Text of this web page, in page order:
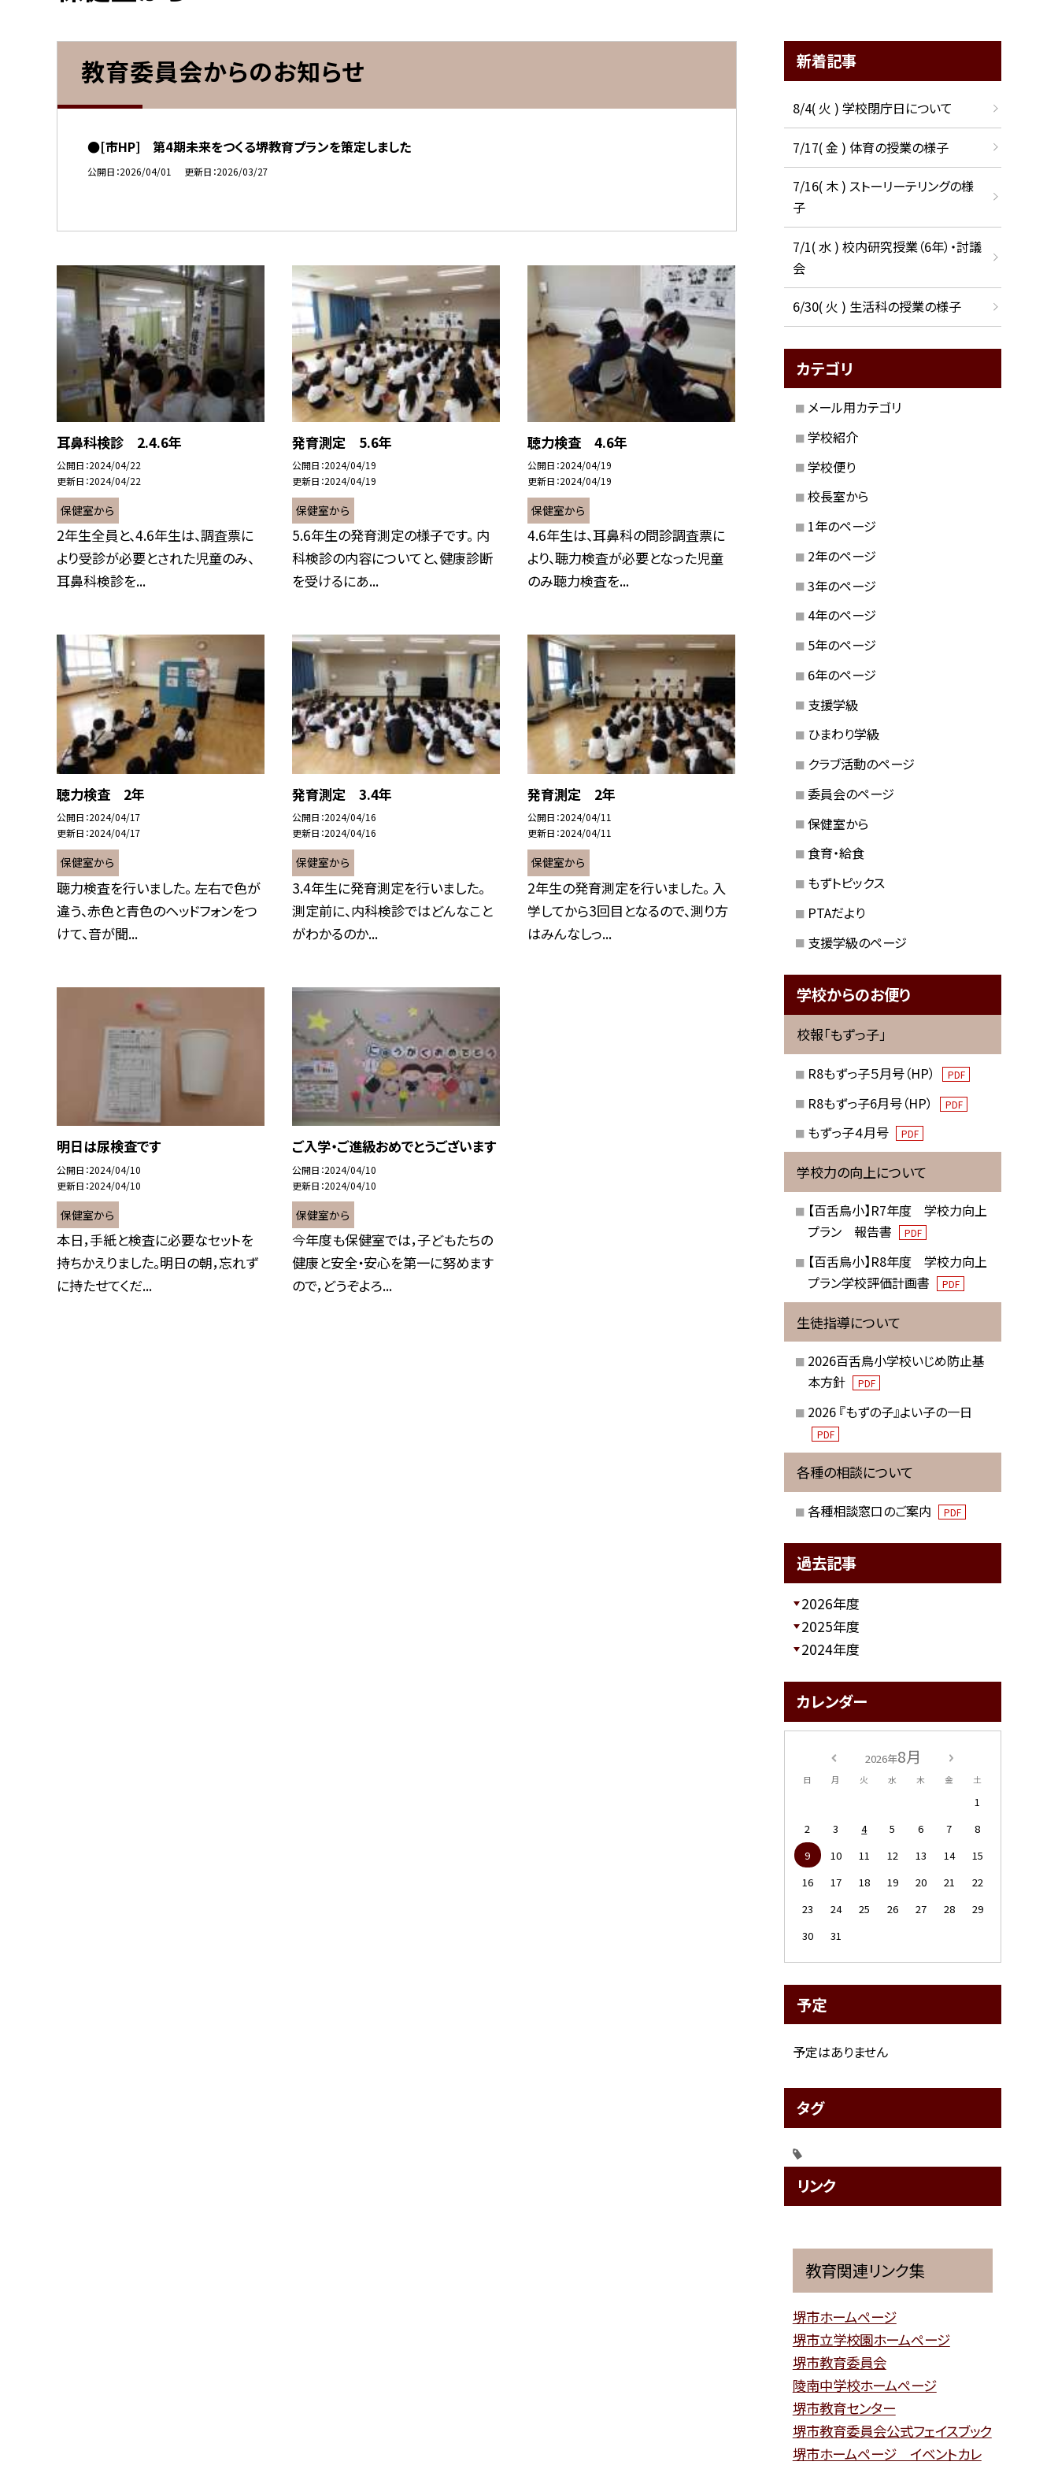
教育委員会からのお知らせ
●[市HP] 第4期未来をつくる堺教育プランを策定しました
公開日 2026/04/01 更新日 2026/03/27
耳鼻科検診 2.4.6年
公開日 2024/04/22
更新日 2024/04/22
保健室から
2年生全員と、4.6年生は、調査票に
より受診が必要とされた児童のみ、
耳鼻科検診を...
発育測定 5.6年
公開日 2024/04/19
更新日 2024/04/19
保健室から
5.6年生の発育測定の様子です。 内
科検診の内容についてと、健康診断
を受けるにあ...
聴力検査 4.6年
公開日 2024/04/19
更新日 2024/04/19
保健室から
4.6年生は、耳鼻科の問診調査票に
より、聴力検査が必要となった児童
のみ聴力検査を...
聴力検査 2年
公開日 2024/04/17
更新日 2024/04/17
保健室から
聴力検査を行いました。 左右で色が
違う、赤色と青色のヘッドフォンをつ
けて、音が聞...
発育測定 3.4年
公開日 2024/04/16
更新日 2024/04/16
保健室から
3.4年生に発育測定を行いました。
測定前に、内科検診ではどんなこと
がわかるのか...
発育測定 2年
公開日 2024/04/11
更新日 2024/04/11
保健室から
2年生の発育測定を行いました。 入
学してから3回目となるので、測り方
はみんなしっ...
明日は尿検査です
公開日 2024/04/10
更新日 2024/04/10
保健室から
本日，手紙と検査に必要なセットを
持ちかえりました。明日の朝，忘れず
に持たせてくだ...
ご入学・ご進級おめでとうございます
公開日 2024/04/10
更新日 2024/04/10
保健室から
今年度も保健室では，子どもたちの
健康と安全・安心を第一に努めます
ので，どうぞよろ...
新着記事
8/4( 火 ) 学校閉庁日について
7/17( 金 ) 体育の授業の様子
7/16( 木 ) ストーリーテリングの様
子
7/1( 水 ) 校内研究授業（6年）・討議
会
6/30( 火 ) 生活科の授業の様子
カテゴリ
メール用カテゴリ
学校紹介
学校便り
校長室から
1年のページ
2年のページ
3年のページ
4年のページ
5年のページ
6年のページ
支援学級
ひまわり学級
クラブ活動のページ
委員会のページ
保健室から
食育・給食
もずトピックス
PTAだより
支援学級のページ
学校からのお便り
校報「もずっ子」
R8もずっ子５月号（HP） PDF
R8もずっ子6月号（HP） PDF
もずっ子４月号 PDF
学校力の向上について
【百舌鳥小】R7年度 学校力向上
プラン 報告書
PDF
【百舌鳥小】R8年度 学校力向上
プラン学校評価計画書
PDF
生徒指導について
2026百舌鳥小学校いじめ防止基
本方針
PDF
2026 『もずの子』よい子の一日
PDF
各種の相談について
各種相談窓口のご案内 PDF
過去記事
2026年度
2025年度
2024年度
カレンダー
2026年8月
日 月 火 水 木 金 土
1
2
3 4 5 6 7
8
9
10 11 12 13 14
15
16
17 18 19 20 21
22
23
24 25 26 27 28
29
30
31
予定
予定はありません
タグ
リンク
教育関連リンク集
堺市ホームページ
堺市立学校園ホームページ
堺市教育委員会
陵南中学校ホームページ
堺市教育センター
堺市教育委員会公式フェイスブック
堺市ホームページ イベントカレ